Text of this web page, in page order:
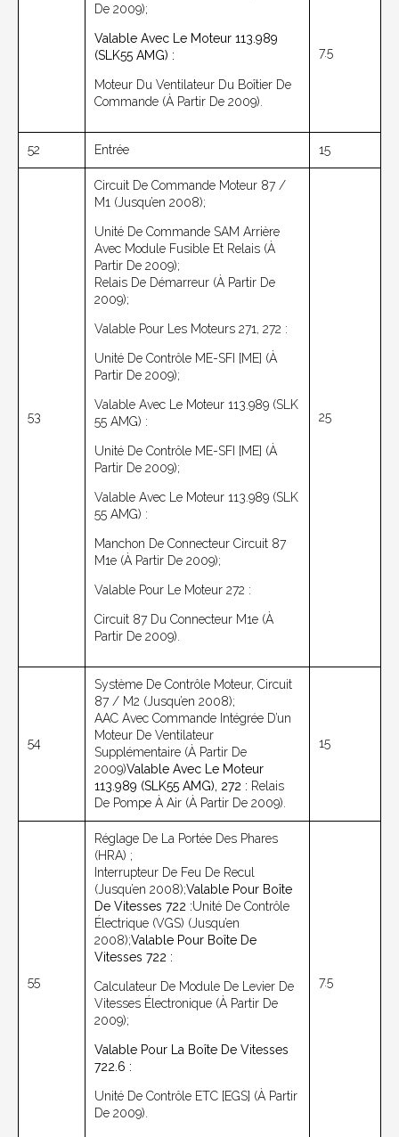
De 2009);
Valable Avec Le Moteur 113.989
(SLK55 AMG) :
Moteur Du Ventilateur Du Boîtier De
Commande (à Partir De 2009).
7.5
52 Entrée 15
53
Circuit De Commande Moteur 87 /
M1 (jusqu’en 2008);
Unité De Commande SAM Arrière
Avec Module Fusible Et Relais (à
Partir De 2009);
Relais De Démarreur (à Partir De
2009);
Valable Pour Les Moteurs 271, 272 :
Unité De Contrôle ME-SFI [ME] (à
Partir De 2009);
Valable Avec Le Moteur 113.989 (SLK
55 AMG) :
Unité De Contrôle ME-SFI [ME] (à
Partir De 2009);
Valable Avec Le Moteur 113.989 (SLK
55 AMG) :
Manchon De Connecteur Circuit 87
M1e (à Partir De 2009);
Valable Pour Le Moteur 272 :
Circuit 87 Du Connecteur M1e (à
Partir De 2009).
25
54
Système De Contrôle Moteur, Circuit
87 / M2 (jusqu’en 2008);
AAC Avec Commande Intégrée D’un
Moteur De Ventilateur
Supplémentaire (à Partir De
2009)Valable Avec Le Moteur
113.989 (SLK55 AMG), 272 : Relais
De Pompe À Air (à Partir De 2009).
15
55
Réglage De La Portée Des Phares
(HRA) ;
Interrupteur De Feu De Recul
(jusqu’en 2008);Valable Pour Boîte
De Vitesses 722 :Unité De Contrôle
Électrique (VGS) (jusqu’en
2008);Valable Pour Boîte De
Vitesses 722 :
Calculateur De Module De Levier De
Vitesses Électronique (à Partir De
2009);
Valable Pour La Boîte De Vitesses
722.6 :
Unité De Contrôle ETC [EGS] (à Partir
De 2009).
7.5